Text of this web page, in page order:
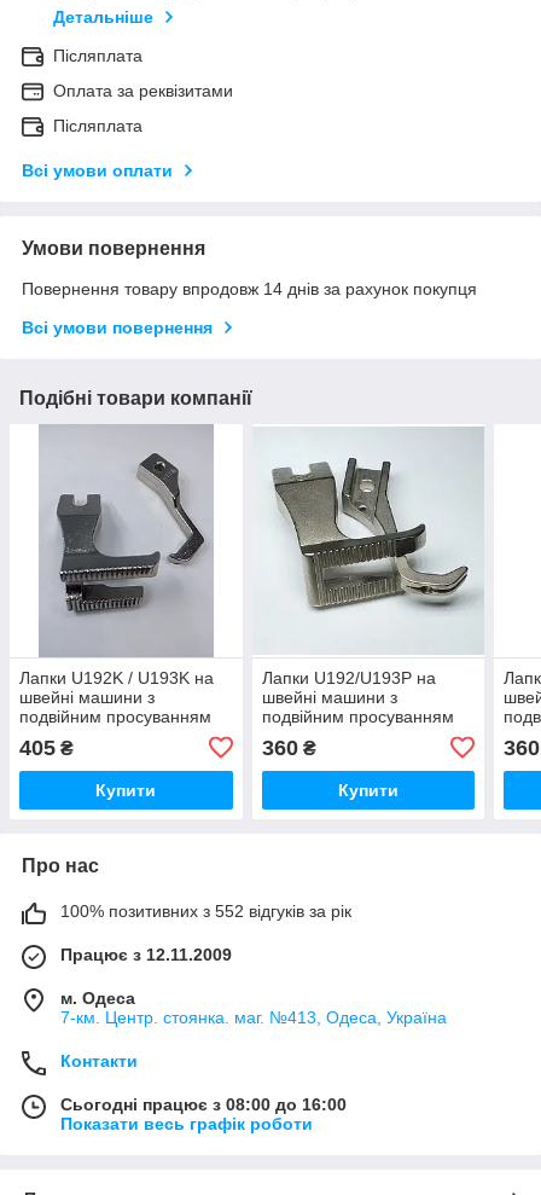
Детальніше
Післяплата
Оплата за реквізитами
Післяплата
Всі умови оплати
Умови повернення
Повернення товару впродовж 14 днів за рахунок покупця
Всі умови повернення
Подібні товари компанії
Лапки U192K / U193K на
швейні машини з
подвійним просуванням
405 ₴
Купити
Лапки U192/U193P на
швейні машини з
подвійним просуванням
360₴
Купити
360
Про нас
100% позитивних з 552 відгуків за рік
Працює з 12.11.2009
м. Одеса
7-км. Центр. стоянка. маг. №413, Одеса, Україна
Контакти
Сьогодні працює з 08:00 до 16:00
Показати весь графік роботи